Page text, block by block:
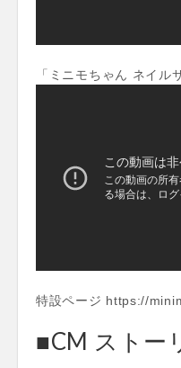
「ミニモちゃん ネイル
特設ページ https://
■CM ストー